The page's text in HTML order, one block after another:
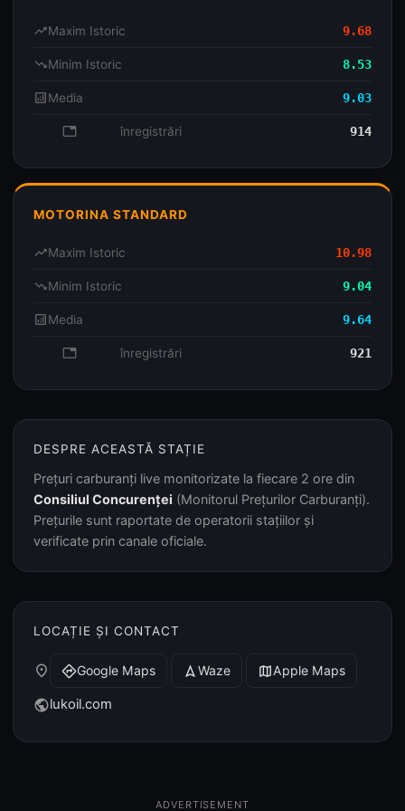
trending_upMaxim Istoric 9.68
trending_downMinim Istoric 8.53
analyticsMedia 9.03
database înregistrări 914
MOTORINA STANDARD
trending_upMaxim Istoric 10.98
trending_downMinim Istoric 9.04
analyticsMedia 9.64
database înregistrări 921
DESPRE ACEASTĂ STAȚIE
Prețuri carburanți live monitorizate la fiecare 2 ore din
Consiliul Concurenței (Monitorul Prețurilor Carburanți).
Prețurile sunt raportate de operatorii stațiilor și
verificate prin canale oficiale.
LOCAȚIE ȘI CONTACT
place directionsGoogle Maps navigation Waze mapApple Maps
publiclukoil.com
ADVERTISEMENT